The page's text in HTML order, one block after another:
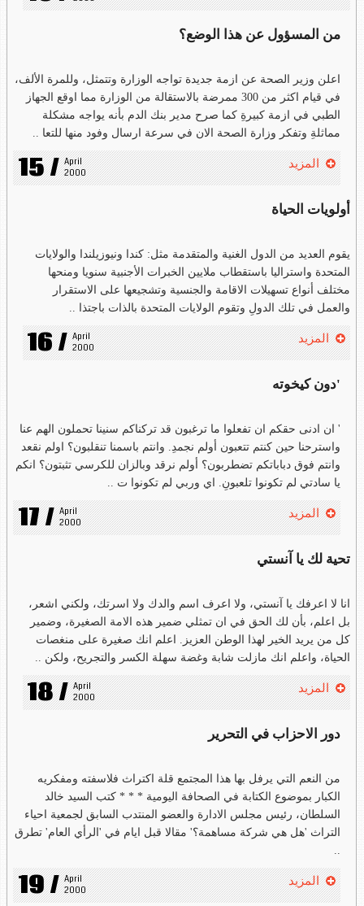
من المسؤول عن هذا الوضع؟
اعلن وزير الصحة عن ازمة جديدة تواجه الوزارة وتتمثل، وللمرة الألف،
في قيام اكثر من 300 ممرضة بالاستقالة من الوزارة مما اوقع الجهاز
الطبي في ازمة كبيرةِ كما صرح مدير بنك الدم بأنه يواجه مشكلة
مماثلةِ وتفكر وزارة الصحة الان في سرعة ارسال وفود منها للتعا ..
15 / April
2000
المزيد
أولويات الحياة
يقوم العديد من الدول الغنية والمتقدمة مثل: كندا ونيوزيلندا والولايات
المتحدة واستراليا باستقطاب ملايين الخبرات الأجنبية سنويا ومنحها
مختلف أنواع تسهيلات الاقامة والجنسية وتشجيعها على الاستقرار
والعمل في تلك الدولِ وتقوم الولايات المتحدة بالذات باجتذا ..
16 / April
2000
المزيد
'دون كيخوته
' ان ادنى حقكم ان تفعلوا ما ترغبون قد تركناكم سنينا تحملون الهم عنا
واسترحنا حين كنتم تتعبون أولم نجمدِ. وانتم باسمنا تنقلبون؟ اولم نقعد
وانتم فوق دباباتكم تضطربون؟ أولم نرقد وبالزان للكرسي تثبتون؟ انكم
يا سادتي لم تكونوا تلعبونِ. اي وربي لم تكونوا ت ..
17 / April
2000
المزيد
تحية لك يا آنستي
انا لا اعرفك يا آنستي، ولا اعرف اسم والدك ولا اسرتك، ولكني اشعر،
بل اعلم، بأن لك الحق في ان تمثلي ضمير هذه الامة الصغيرة، وضمير
كل من يريد الخير لهذا الوطن العزيز. اعلم انك صغيرة على منغصات
الحياة، واعلم انك مازلت شابة وغضة سهلة الكسر والتجريح، ولكن ..
18 / April
2000
المزيد
دور الاحزاب في التحرير
من النعم التي يرفل بها هذا المجتمع قلة اكتراث فلاسفته ومفكريه
الكبار بموضوع الكتابة في الصحافة اليومية * * * كتب السيد خالد
السلطان، رئيس مجلس الادارة والعضو المنتدب السابق لجمعية احياء
التراث 'هل هي شركة مساهمة؟' مقالا قبل ايام في 'الرأي العام' تطرق
..
19 / April
2000
المزيد